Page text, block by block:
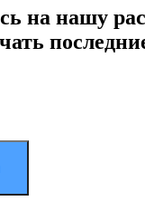
на нашу